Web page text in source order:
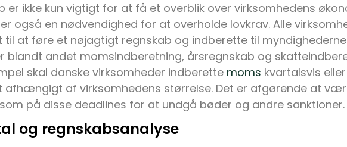
er ikke kun vigtigt for at få et overblik over virksomhedens
også en nødvendighed for at overholde lovkrav. Alle
til at føre et nøjagtigt regnskab og indberette til
blandt andet momsindberetning, årsregnskab og
skal danske virksomheder indberette moms kvartalsvis eller
afhængigt af virksomhedens størrelse. Det er afgørende at
på disse deadlines for at undgå bøder og andre sanktioner.
og regnskabsanalyse